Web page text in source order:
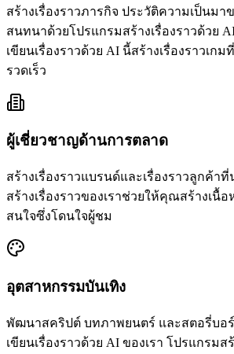
สร้างเรื่องราวภารกิจ ประวัติความเป็นม
สนทนาด้วยโปรแกรมสร้างเรื่องราวด้วย
เขียนเรื่องราวด้วย AI นี้สร้างเรื่องราวเกม
รวดเร็ว
ผู้เชี่ยวชาญด้านการตลาด
สร้างเรื่องราวแบรนด์และเรื่องราวลูกค้า
สร้างเรื่องราวของเราช่วยให้คุณสร้างเนื้
สนใจซึ่งโดนใจผู้ชม
อุตสาหกรรมบันเทิง
พัฒนาสคริปต์ บทภาพยนตร์ และสตอรี่บอ
เขียนเรื่องราวด้วย AI ของเรา โปรแกรมสร้